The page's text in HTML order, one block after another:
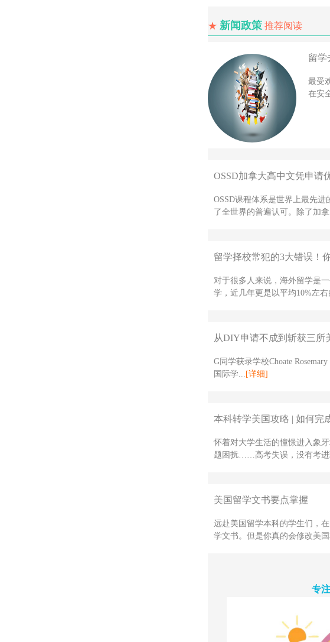
★ 新闻政策 推荐阅读
留学
最受
在安
OSSD加拿大高中文凭申请
OSSD课程体系是世界上最先
了全世界的普遍认可。除了加
留学择校常犯的3大错误！
对于很多人来说，海外留学是
学，近几年更是以平均10%左右
从DIY申请不成到斩获三所
G同学获录学校Choate
国际学... [详细]
本科转学美国攻略 | 如何完
怀着对大学生活的憧憬进入象
题困扰……高考失误，没有考进
美国留学文书要点掌握
远赴美国留学本科的学生们，
学文书。但是你真的会修改美
专